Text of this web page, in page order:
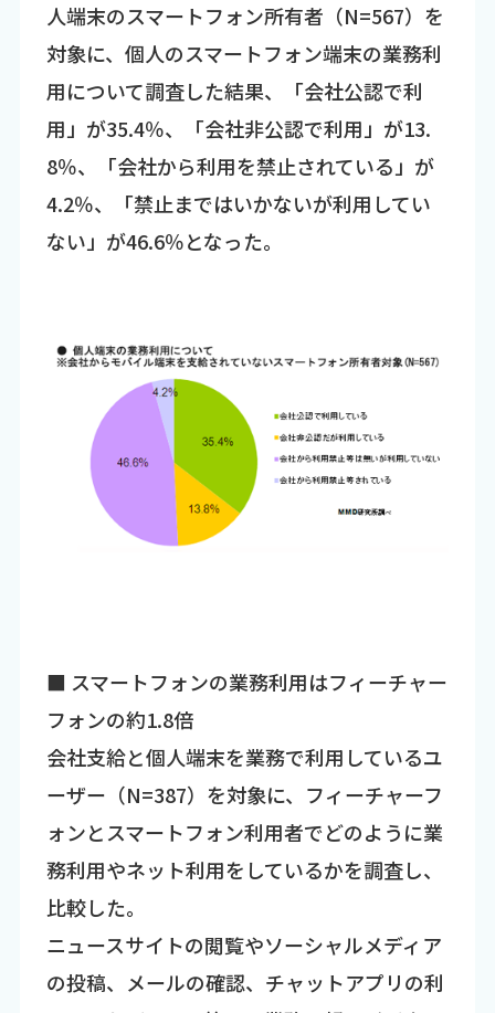
人端末のスマートフォン所有者（N=567）を
対象に、個人のスマートフォン端末の業務利
用について調査した結果、「会社公認で利
用」が35.4％、「会社非公認で利用」が13.
8％、「会社から利用を禁止されている」が
4.2％、「禁止まではいかないが利用してい
ない」が46.6％となった。
■ スマートフォンの業務利用はフィーチャー
フォンの約1.8倍
会社支給と個人端末を業務で利用しているユ
ーザー（N=387）を対象に、フィーチャーフ
ォンとスマートフォン利用者でどのように業
務利用やネット利用をしているかを調査し、
比較した。
ニュースサイトの閲覧やソーシャルメディア
の投稿、メールの確認、チャットアプリの利